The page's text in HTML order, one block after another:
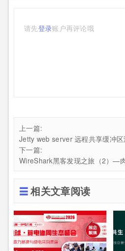
请先登录账户再评论哦
上一篇:
Jetty web server 远程共享缓冲
下一篇:
WireShark黑客发现之旅（2）—
相关文章阅读